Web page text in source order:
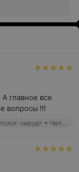
будущий
и постоянное
работы более 20
стандартам
главное все
вопросы !!!
Шабанович А. Б. - Имплантолог • Стоматолог-хирург • Челюстно-лицевой хирург